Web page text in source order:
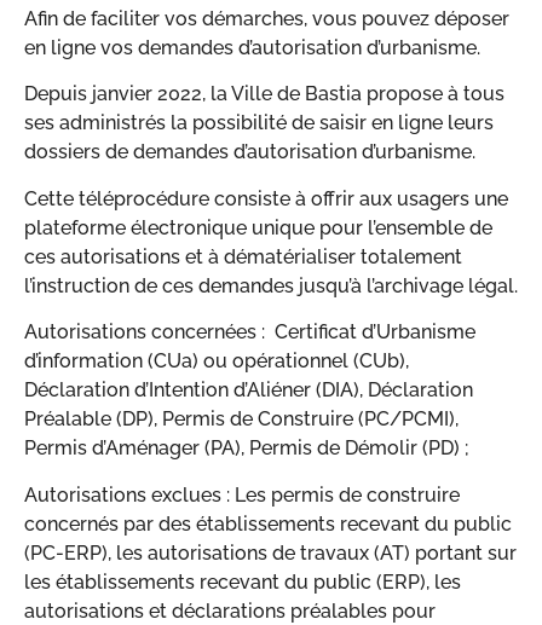
Afin de faciliter vos démarches, vous pouvez déposer
en ligne vos demandes d’autorisation d’urbanisme.
Depuis janvier 2022, la Ville de Bastia propose à tous
ses administrés la possibilité de saisir en ligne leurs
dossiers de demandes d’autorisation d’urbanisme.
Cette téléprocédure consiste à offrir aux usagers une
plateforme électronique unique pour l’ensemble de
ces autorisations et à dématérialiser totalement
l’instruction de ces demandes jusqu’à l’archivage légal.
Autorisations concernées : Certificat d’Urbanisme
d’information (CUa) ou opérationnel (CUb),
Déclaration d’Intention d’Aliéner (DIA), Déclaration
Préalable (DP), Permis de Construire (PC/PCMI),
Permis d’Aménager (PA), Permis de Démolir (PD) ;
Autorisations exclues : Les permis de construire
concernés par des établissements recevant du public
(PC-ERP), les autorisations de travaux (AT) portant sur
les établissements recevant du public (ERP), les
autorisations et déclarations préalables pour